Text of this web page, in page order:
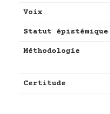
Voix
Statut épistémique
Méthodologie
Certitude